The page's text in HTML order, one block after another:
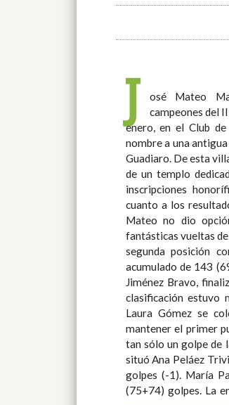
J
osé Mateo
campeones del
enero, en el Club de Golf La
nombre a una
Guadiaro. De esta
de un templo
inscripciones
cuanto a los
Mateo no dio
fantásticas vueltas
segunda posición
acumulado de 143
Jiménez Bravo, finalizó tercero. Respecto a
clasificación estuvo
Laura Gómez se
mantener el primer
tan sólo un golpe de
situó Ana Peláez
golpes (-1). María
(75+74) golpes. La entrega de premios, contó con la presencia de D.
Manuel
Infantil de la
Presidente del Club de Golf La